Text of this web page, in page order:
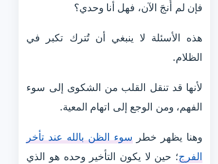
فإن لم أُنجَ الآن، فهل أنا وحدي؟
هذه الأسئلة لا ينبغي أن تُترك تكبر في
الظلام.
لأنها قد تنقل القلب من الشكوى إلى سوء
الفهم، ومن الوجع إلى اتهام المعية.
وهنا يظهر خطرسوء الظن بالله عند تأخر
الفرج؛ حين لا يكون التأخير وحده هو الذي